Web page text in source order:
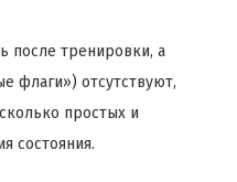
после тренировки, а
флаги») отсутствуют,
простых и
состояния.